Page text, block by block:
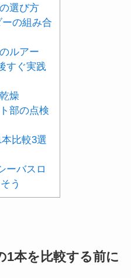
選び方
の組み合
ルアー
すぐ実践
燥
部の点検
比較3選
ーバスロ
う
1本を比較する前に